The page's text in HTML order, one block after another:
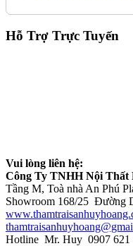
Hỗ Trợ Trực Tuyến
Vui lòng liên hệ:
Công Ty TNHH Nội Thất
Tầng M, Toà nhà An Phú
Showroom 168/25 Đường
Hotline Mr. Huy 0907 621